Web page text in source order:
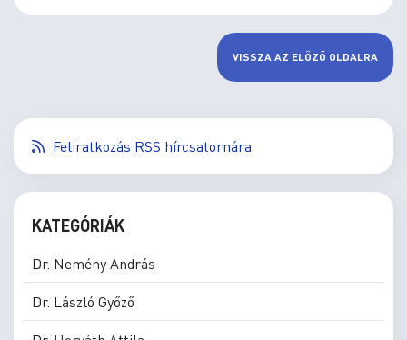
VISSZA AZ ELŐZŐ OLDALRA
Feliratkozás RSS hírcsatornára
KATEGÓRIÁK
Dr. Nemény András
Dr. László Győző